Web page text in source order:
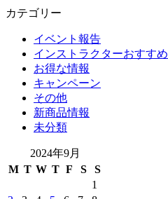
カテゴリー
イベント報告
インストラクターおすすめ
お得な情報
キャンペーン
その他
新商品情報
未分類
2024年9月
M T W T F S
S
1